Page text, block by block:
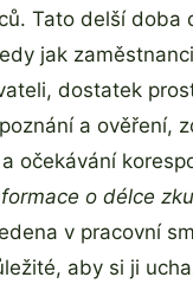
Tato delší doba
jak
dostatek
a ověření,
očekávání
o délce
v pracovní
aby si ji